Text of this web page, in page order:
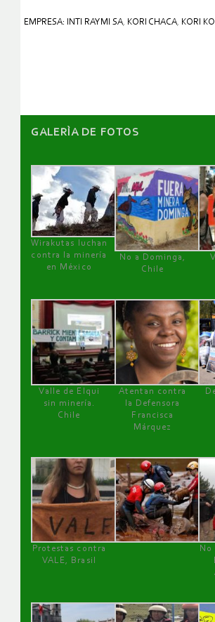
EMPRESA: INTI RAYMI SA, KORI CHACA, KORI
GALERÌA DE FOTOS
Wirakutas luchan
contra la minería
en México
No a Dominga,
Chile
Valle de Elqui
sin minería.
Chile
Atentan contra
la Defensora
Francisca
Márquez
Protestas contra
VALE, Brasil
No